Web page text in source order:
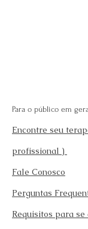
Para o público em
Encontre seu
profissional )
Fale Conosco
Perguntas
Requisitos para